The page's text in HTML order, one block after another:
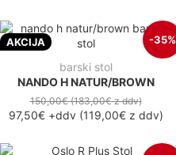
AKCIJA -35%
barski stol
NANDO H NATUR/BROWN
150,00€(183,00€z ddv)
97,50€+ddv(119,00€z ddv)